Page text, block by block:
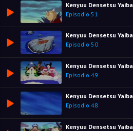
Kenyuu Densetsu Yaiba
Episodio 51
Kenyuu Densetsu Yaiba
Episodio 50
Kenyuu Densetsu Yaiba
Episodio 49
Kenyuu Densetsu Yaiba
Episodio 48
Kenyuu Densetsu Yaiba